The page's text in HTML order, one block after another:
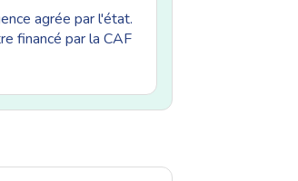
agrée par l'état.
financé par la CAF